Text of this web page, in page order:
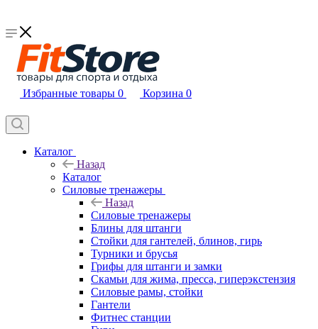
Избранные товары 0 Корзина 0
Каталог
Назад
Каталог
Силовые тренажеры
Назад
Силовые тренажеры
Блины для штанги
Стойки для гантелей, блинов, гирь
Турники и брусья
Грифы для штанги и замки
Скамьи для жима, пресса, гиперэкстензия
Силовые рамы, стойки
Гантели
Фитнес станции